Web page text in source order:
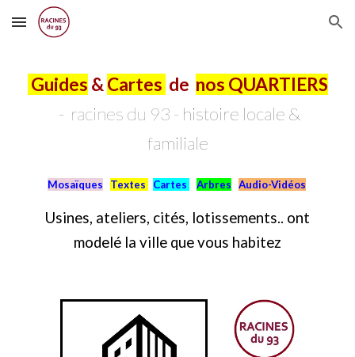
Skip to main content Skip to navigation
Guides & Cartes de nos QUARTIERS
- racines du 93 - histoire locale &
familiale
Mosaïques Textes Cartes Arbres Audio-Vidéos
Usines, ateliers, cités, lotissements.. ont
modelé la ville que vous habitez